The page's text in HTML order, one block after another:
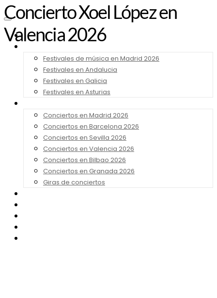
Noticias
Festivales de música en Madrid 2026
Festivales en Andalucia
Festivales en Galicia
Festivales en Asturias
Conciertos en Madrid 2026
Conciertos en Barcelona 2026
Conciertos en Sevilla 2026
Conciertos en Valencia 2026
Conciertos en Bilbao 2026
Conciertos en Granada 2026
Giras de conciertos
Concierto Xoel López en
Valencia 2026